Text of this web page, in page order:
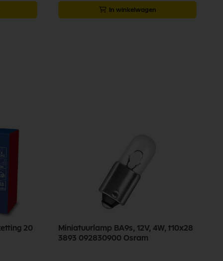
In winkelwagen
20
Miniatuurlamp BA9s, 12V, 4W, t10x28
3893 092830900 Osram